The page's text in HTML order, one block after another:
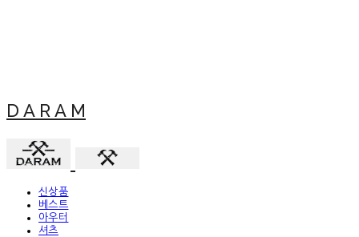
D A R A M
신상품
베스트
아우터
셔츠